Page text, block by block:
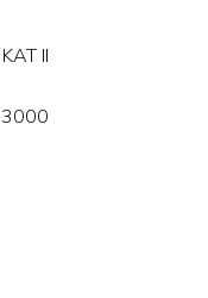
KAT II
3000